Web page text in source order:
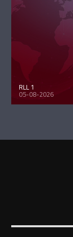
RLL 1
05-08-2026